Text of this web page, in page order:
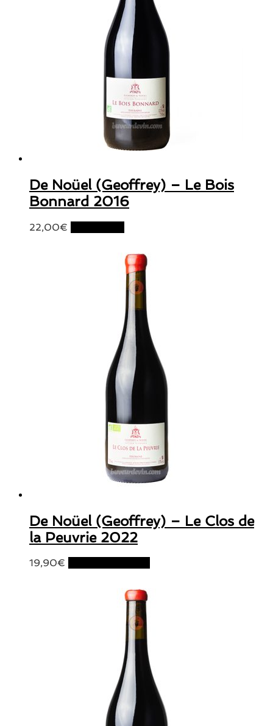
De Noüel (Geoffrey) – Le Bois
Bonnard 2016
22,00€
De Noüel (Geoffrey) – Le Clos de
la Peuvrie 2022
19,90€